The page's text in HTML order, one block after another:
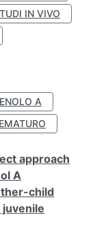
IN VIVO
A
approach
A
child